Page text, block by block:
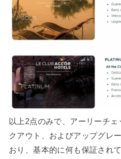
以上2点のみで、アーリーチ
クアウト、およびアップグレ
おり、基本的に何も保証されて